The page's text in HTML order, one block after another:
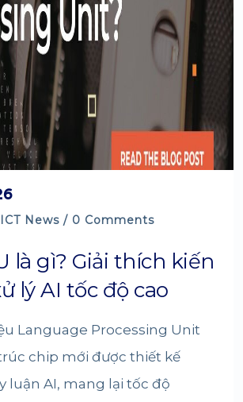
ICT News / 0 Comments
là gì? Giải thích kiến
lý AI tốc độ cao
Language Processing Unit
chip mới được thiết kế
luận AI, mang lại tốc độ